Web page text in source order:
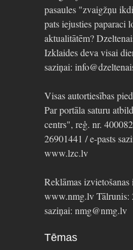
pasaules "zvaigžņu
pats iejusties paparaci
aktualitātēm?
Izklaides deva visai
saziņai:
Visas autortiesības
Par portāla saturu
centrs", reģ. nr.
26901441 / e-pasts
www.lzc.lv
Reklāmas izvietošanas
www.nmg.lv Tālrunis:
saziņai: nmg@nmg.lv
Tēmas